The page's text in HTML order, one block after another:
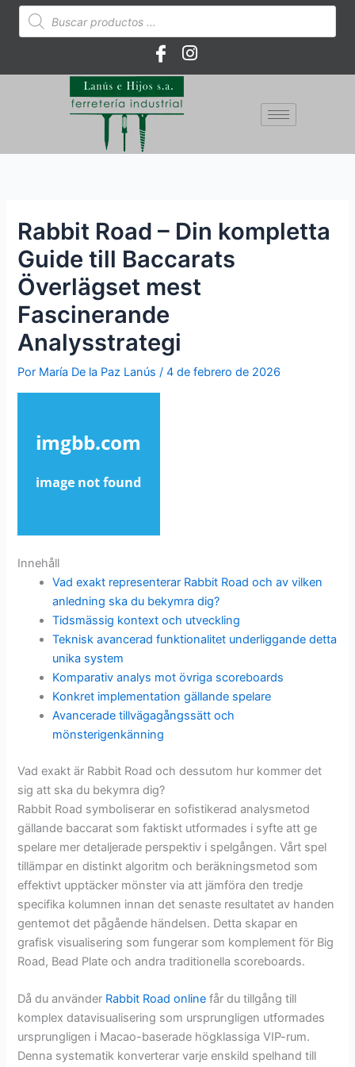
Búsqueda
de
productos
Rabbit Road – Din kompletta
Guide till Baccarats
Överlägset mest
Fascinerande
Analysstrategi
Por María De la Paz Lanús/4 de febrero de 2026
Innehåll
Vad exakt representerar Rabbit Road och av vilken
anledning ska du bekymra dig?
Tidsmässig kontext och utveckling
Teknisk avancerad funktionalitet underliggande detta
unika system
Komparativ analys mot övriga scoreboards
Konkret implementation gällande spelare
Avancerade tillvägagångssätt och
mönsterigenkänning
Vad exakt är Rabbit Road och dessutom hur kommer det
sig att ska du bekymra dig?
Rabbit Road symboliserar en sofistikerad analysmetod
gällande baccarat som faktiskt utformades i syfte att ge
spelare mer detaljerade perspektiv i spelgången. Vårt spel
tillämpar en distinkt algoritm och beräkningsmetod som
effektivt upptäcker mönster via att jämföra den tredje
specifika kolumnen innan det senaste resultatet av handen
gentemot det pågående händelsen. Detta skapar en
grafisk visualisering som fungerar som komplement för Big
Road, Bead Plate och andra traditionella scoreboards.
Då du använder Rabbit Road online får du tillgång till
komplex datavisualisering som ursprungligen utformades
ursprungligen i Macao-baserade högklassiga VIP-rum.
Denna systematik konverterar varje enskild spelhand till